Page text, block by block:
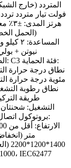
(الحمل
نيوتن +
طريقة
التشغيل: